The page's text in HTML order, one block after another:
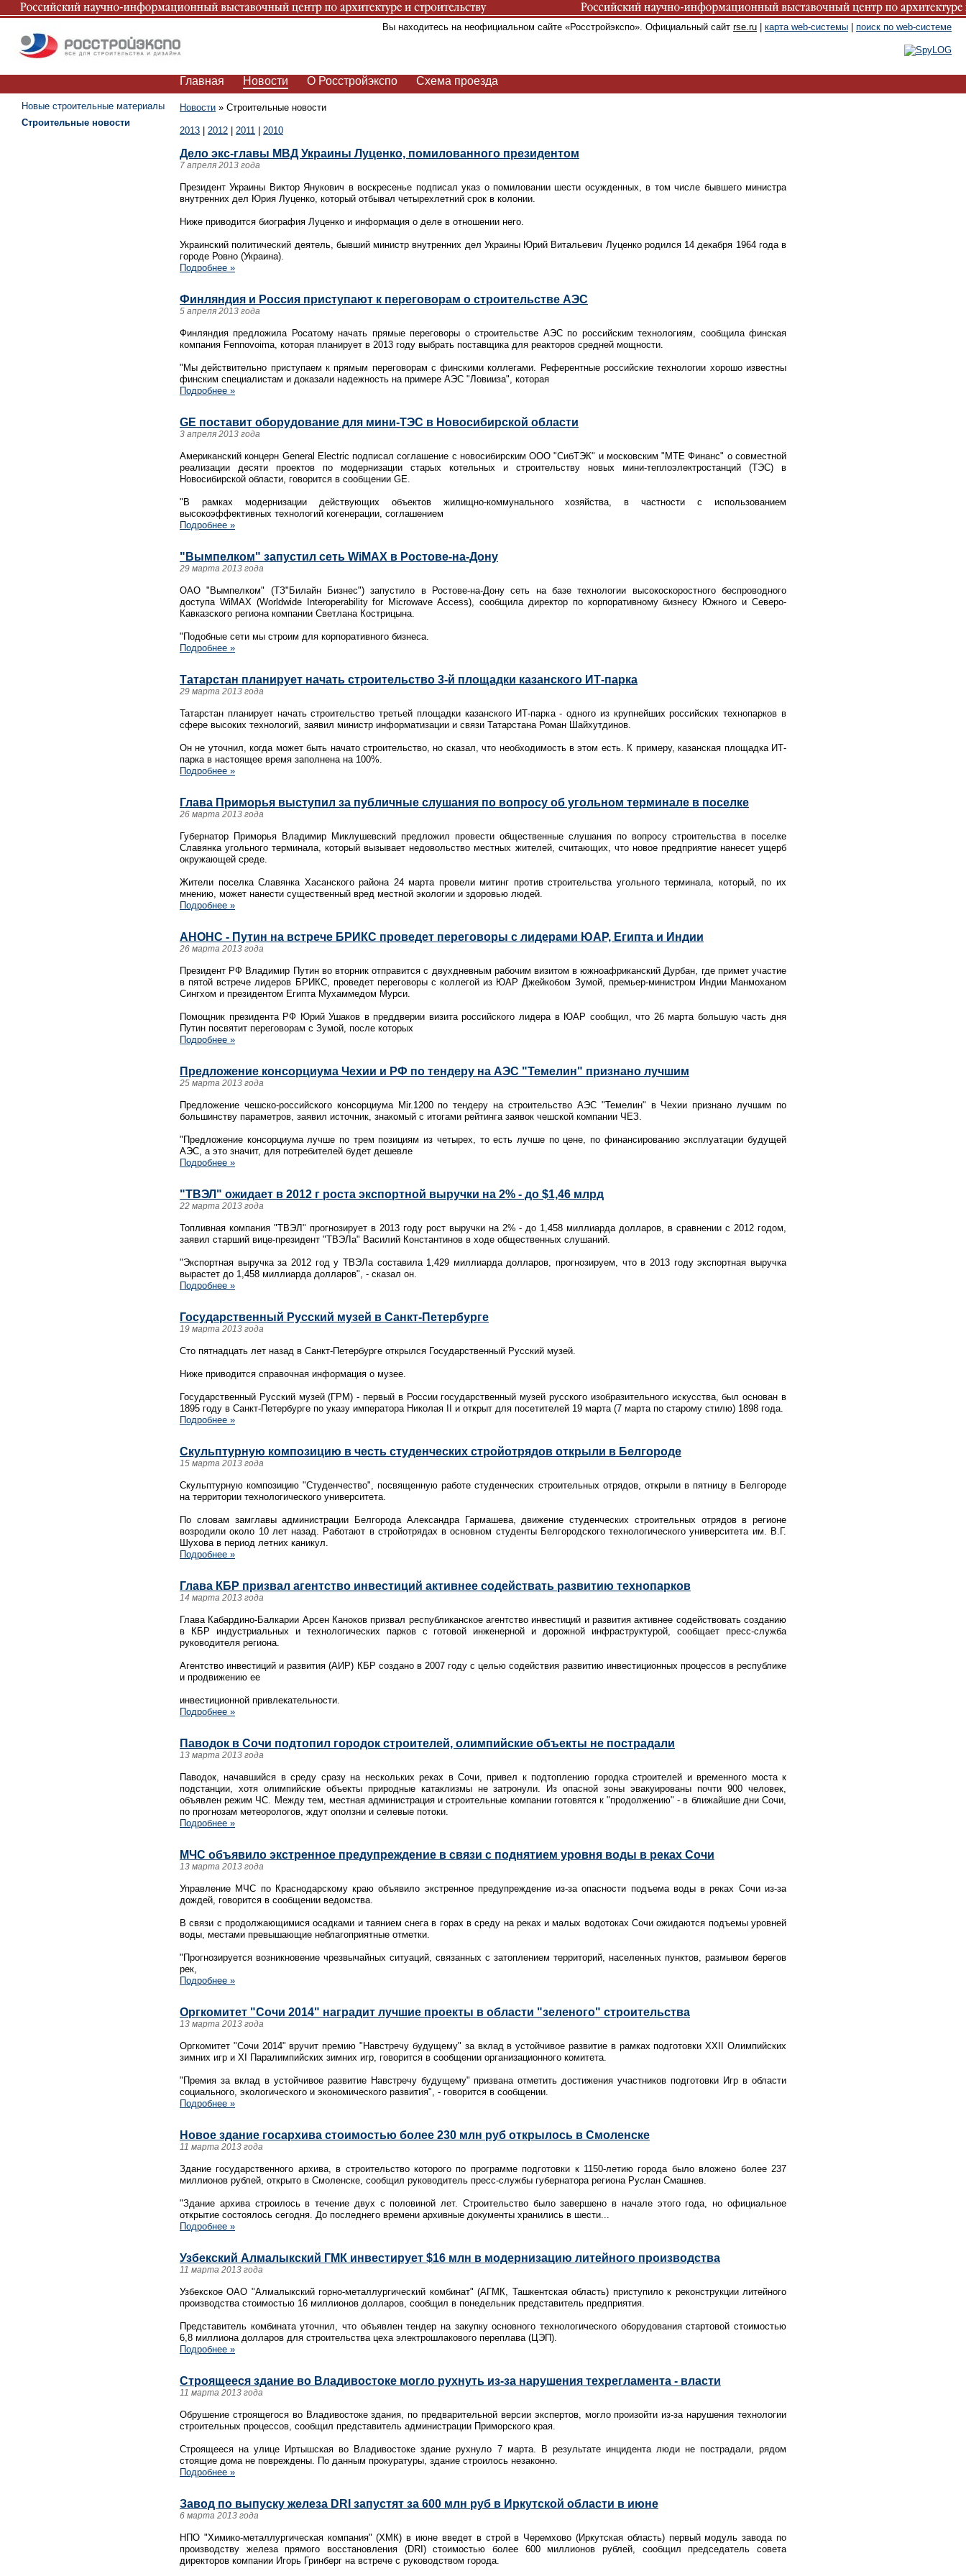
Вы находитесь на неофициальном сайте «Росстройэкспо». Официальный сайт rse.ru карта web-системы поиск по web-системе
Главная Новости О Росстройэкспо Схема проезда
Новости » Строительные новости
2013 2012 2011 2010
Дело экс-главы МВД Украины Луценко, помилованного президентом
7 апреля 2013 года
Президент Украины Виктор Янукович в воскресенье подписал указ о помиловании шести осужденных, в том числе бывшего министра
внутренних дел Юрия Луценко, который отбывал четырехлетний срок в колонии.
Ниже приводится биография Луценко и информация о деле в отношении него.
Украинский политический деятель, бывший министр внутренних дел Украины Юрий Витальевич Луценко родился 14 декабря 1964 года в
городе Ровно (Украина).
Подробнее »
Финляндия и Россия приступают к переговорам о строительстве АЭС
5 апреля 2013 года
Финляндия предложила Росатому начать прямые переговоры о строительстве АЭС по российским технологиям, сообщила финская
компания Fennovoima, которая планирует в 2013 году выбрать поставщика для реакторов средней мощности.
"Мы действительно приступаем к прямым переговорам с финскими коллегами. Референтные российские технологии хорошо известны
финским специалистам и доказали надежность на примере АЭС "Ловииза", которая
Подробнее »
GE поставит оборудование для мини-ТЭС в Новосибирской области
3 апреля 2013 года
Американский концерн General Electric подписал соглашение с новосибирским ООО "СибТЭК" и московским "МТЕ Финанс" о совместной
реализации десяти проектов по модернизации старых котельных и строительству новых мини-теплоэлектростанций (ТЭС) в
Новосибирской области, говорится в сообщении GE.
"В рамках модернизации действующих объектов жилищно-коммунального хозяйства, в частности с использованием
высокоэффективных технологий когенерации, соглашением
Подробнее »
"Вымпелком" запустил сеть WiMAX в Ростове-на-Дону
29 марта 2013 года
ОАО "Вымпелком" (ТЗ"Билайн Бизнес") запустило в Ростове-на-Дону сеть на базе технологии высокоскоростного беспроводного
доступа WiMAX (Worldwide Interoperability for Microwave Access), сообщила директор по корпоративному бизнесу Южного и Северо-
Кавказского региона компании Светлана Кострицына.
"Подобные сети мы строим для корпоративного бизнеса.
Подробнее »
Татарстан планирует начать строительство 3-й площадки казанского ИТ-парка
29 марта 2013 года
Татарстан планирует начать строительство третьей площадки казанского ИТ-парка - одного из крупнейших российских технопарков в
сфере высоких технологий, заявил министр информатизации и связи Татарстана Роман Шайхутдинов.
Он не уточнил, когда может быть начато строительство, но сказал, что необходимость в этом есть. К примеру, казанская площадка ИТ-
парка в настоящее время заполнена на 100%.
Подробнее »
Глава Приморья выступил за публичные слушания по вопросу об угольном терминале в поселке
26 марта 2013 года
Губернатор Приморья Владимир Миклушевский предложил провести общественные слушания по вопросу строительства в поселке
Славянка угольного терминала, который вызывает недовольство местных жителей, считающих, что новое предприятие нанесет ущерб
окружающей среде.
Жители поселка Славянка Хасанского района 24 марта провели митинг против строительства угольного терминала, который, по их
мнению, может нанести существенный вред местной экологии и здоровью людей.
Подробнее »
АНОНС - Путин на встрече БРИКС проведет переговоры с лидерами ЮАР, Египта и Индии
26 марта 2013 года
Президент РФ Владимир Путин во вторник отправится с двухдневным рабочим визитом в южноафриканский Дурбан, где примет участие
в пятой встрече лидеров БРИКС, проведет переговоры с коллегой из ЮАР Джейкобом Зумой, премьер-министром Индии Манмоханом
Сингхом и президентом Египта Мухаммедом Мурси.
Помощник президента РФ Юрий Ушаков в преддверии визита российского лидера в ЮАР сообщил, что 26 марта большую часть дня
Путин посвятит переговорам с Зумой, после которых
Подробнее »
Предложение консорциума Чехии и РФ по тендеру на АЭС "Темелин" признано лучшим
25 марта 2013 года
Предложение чешско-российского консорциума Mir.1200 по тендеру на строительство АЭС "Темелин" в Чехии признано лучшим по
большинству параметров, заявил источник, знакомый с итогами рейтинга заявок чешской компании ЧЕЗ.
"Предложение консорциума лучше по трем позициям из четырех, то есть лучше по цене, по финансированию эксплуатации будущей
АЭС, а это значит, для потребителей будет дешевле
Подробнее »
"ТВЭЛ" ожидает в 2012 г роста экспортной выручки на 2% - до $1,46 млрд
22 марта 2013 года
Топливная компания "ТВЭЛ" прогнозирует в 2013 году рост выручки на 2% - до 1,458 миллиарда долларов, в сравнении с 2012 годом,
заявил старший вице-президент "ТВЭЛа" Василий Константинов в ходе общественных слушаний.
"Экспортная выручка за 2012 год у ТВЭЛа составила 1,429 миллиарда долларов, прогнозируем, что в 2013 году экспортная выручка
вырастет до 1,458 миллиарда долларов", - сказал он.
Подробнее »
Государственный Русский музей в Санкт-Петербурге
19 марта 2013 года
Сто пятнадцать лет назад в Cанкт-Петербурге открылся Государственный Русский музей.
Ниже приводится справочная информация о музее.
Государственный Русский музей (ГРМ) - первый в России государственный музей русского изобразительного искусства, был основан в
1895 году в Санкт-Петербурге по указу императора Николая II и открыт для посетителей 19 марта (7 марта по старому стилю) 1898 года.
Подробнее »
Скульптурную композицию в честь студенческих стройотрядов открыли в Белгороде
15 марта 2013 года
Скульптурную композицию "Студенчество", посвященную работе студенческих строительных отрядов, открыли в пятницу в Белгороде
на территории технологического университета.
По словам замглавы администрации Белгорода Александра Гармашева, движение студенческих строительных отрядов в регионе
возродили около 10 лет назад. Работают в стройотрядах в основном студенты Белгородского технологического университета им. В.Г.
Шухова в период летних каникул.
Подробнее »
Глава КБР призвал агентство инвестиций активнее содействать развитию технопарков
14 марта 2013 года
Глава Кабардино-Балкарии Арсен Каноков призвал республиканское агентство инвестиций и развития активнее содействовать созданию
в КБР индустриальных и технологических парков с готовой инженерной и дорожной инфраструктурой, сообщает пресс-служба
руководителя региона.
Агентство инвестиций и развития (АИР) КБР создано в 2007 году с целью содействия развитию инвестиционных процессов в республике
и продвижению ее
инвестиционной привлекательности.
Подробнее »
Паводок в Сочи подтопил городок строителей, олимпийские объекты не пострадали
13 марта 2013 года
Паводок, начавшийся в среду сразу на нескольких реках в Сочи, привел к подтоплению городка строителей и временного моста к
подстанции, хотя олимпийские объекты природные катаклизмы не затронули. Из опасной зоны эвакуированы почти 900 человек,
объявлен режим ЧС. Между тем, местная администрация и строительные компании готовятся к "продолжению" - в ближайшие дни Сочи,
по прогнозам метеорологов, ждут оползни и селевые потоки.
Подробнее »
МЧС объявило экстренное предупреждение в связи с поднятием уровня воды в реках Сочи
13 марта 2013 года
Управление МЧС по Краснодарскому краю объявило экстренное предупреждение из-за опасности подъема воды в реках Сочи из-за
дождей, говорится в сообщении ведомства.
В связи с продолжающимися осадками и таянием снега в горах в среду на реках и малых водотоках Сочи ожидаются подъемы уровней
воды, местами превышающие неблагоприятные отметки.
"Прогнозируется возникновение чрезвычайных ситуаций, связанных с затоплением территорий, населенных пунктов, размывом берегов
рек,
Подробнее »
Оргкомитет "Сочи 2014" наградит лучшие проекты в области "зеленого" строительства
13 марта 2013 года
Оргкомитет "Сочи 2014" вручит премию "Навстречу будущему" за вклад в устойчивое развитие в рамках подготовки XXII Олимпийских
зимних игр и XI Паралимпийских зимних игр, говорится в сообщении организационного комитета.
"Премия за вклад в устойчивое развитие Навстречу будущему" призвана отметить достижения участников подготовки Игр в области
социального, экологического и экономического развития", - говорится в сообщении.
Подробнее »
Новое здание госархива стоимостью более 230 млн руб открылось в Смоленске
11 марта 2013 года
Здание государственного архива, в строительство которого по программе подготовки к 1150-летию города было вложено более 237
миллионов рублей, открыто в Смоленске, сообщил руководитель пресс-службы губернатора региона Руслан Смашнев.
"Здание архива строилось в течение двух с половиной лет. Строительство было завершено в начале этого года, но официальное
открытие состоялось сегодня. До последнего времени архивные документы хранились в шести...
Подробнее »
Узбекский Алмалыкский ГМК инвестирует $16 млн в модернизацию литейного производства
11 марта 2013 года
Узбекское ОАО "Алмалыкский горно-металлургический комбинат" (АГМК, Ташкентская область) приступило к реконструкции литейного
производства стоимостью 16 миллионов долларов, сообщил в понедельник представитель предприятия.
Представитель комбината уточнил, что объявлен тендер на закупку основного технологического оборудования стартовой стоимостью
6,8 миллиона долларов для строительства цеха электрошлакового переплава (ЦЭП).
Подробнее »
Строящееся здание во Владивостоке могло рухнуть из-за нарушения техрегламента - власти
11 марта 2013 года
Обрушение строящегося во Владивостоке здания, по предварительной версии экспертов, могло произойти из-за нарушения технологии
строительных процессов, сообщил представитель администрации Приморского края.
Строящееся на улице Иртышская во Владивостоке здание рухнуло 7 марта. В результате инцидента люди не пострадали, рядом
стоящие дома не повреждены. По данным прокуратуры, здание строилось незаконно.
Подробнее »
Завод по выпуску железа DRI запустят за 600 млн руб в Иркутской области в июне
6 марта 2013 года
НПО "Химико-металлургическая компания" (ХМК) в июне введет в строй в Черемхово (Иркутская область) первый модуль завода по
производству железа прямого восстановления (DRI) стоимостью более 600 миллионов рублей, сообщил председатель совета
директоров компании Игорь Гринберг на встрече с руководством города.
Новые строительные материалы
Строительные новости